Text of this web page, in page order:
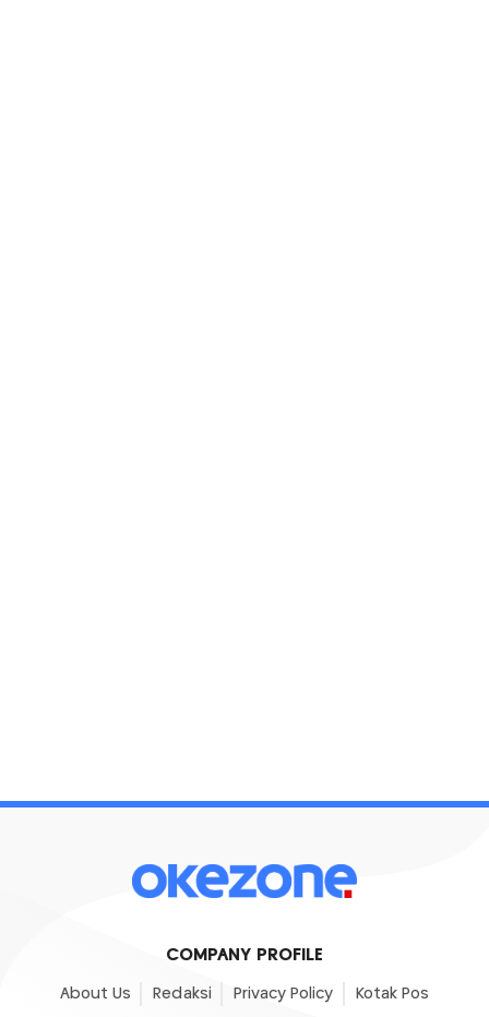
COMPANY PROFILE
About Us Redaksi Privacy Policy Kotak Pos